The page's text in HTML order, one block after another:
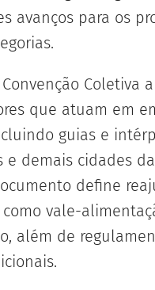
avanços para os
Coletiva
que atuam em
guias e
e demais cidades
define
vale-
além de